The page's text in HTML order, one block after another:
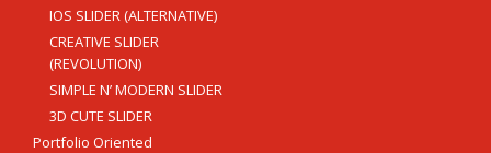
QI 416, Conj. H, Lote 1 Brasília (DF)
Fone: (61) 3081-4921
Setor de Clubes Sul
SCE Sul Trecho 1, Conj. 9 - Avenida das Nações Brasília (DF)
Fone: (61) 3242-9052
IOS SLIDER (ALTERNATIVE)
CREATIVE SLIDER
(REVOLUTION)
SIMPLE N’ MODERN SLIDER
3D CUTE SLIDER
Portfolio Oriented